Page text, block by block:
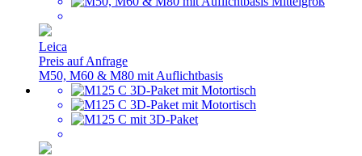
Leica
Preis auf Anfrage
M50, M60 & M80 mit Auflichtbasis